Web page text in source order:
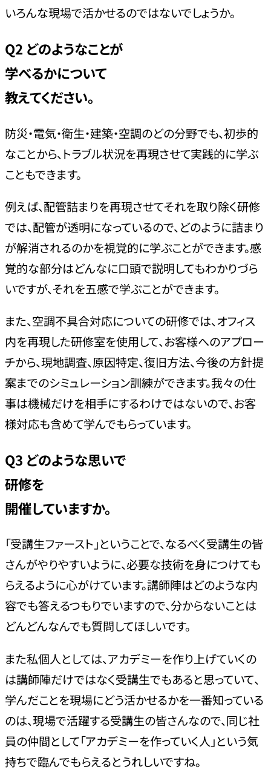
いろんな現場で活かせるのではないでしょうか。
Q2 どのようなことが
学べるかについて
教えてください。
防災・電気・衛生・建築・空調のどの分野でも、初歩的
なことから、トラブル状況を再現させて実践的に学ぶ
こともできます。
例えば、配管詰まりを再現させてそれを取り除く研修
では、配管が透明になっているので、どのように詰まり
が解消されるのかを視覚的に学ぶことができます。感
覚的な部分はどんなに口頭で説明してもわかりづら
いですが、それを五感で学ぶことができます。
また、空調不具合対応についての研修では、オフィス
内を再現した研修室を使用して、お客様へのアプロー
チから、現地調査、原因特定、復旧方法、今後の方針提
案までのシミュレーション訓練ができます。我々の仕
事は機械だけを相手にするわけではないので、お客
様対応も含めて学んでもらっています。
Q3 どのような思いで
研修を
開催していますか。
「受講生ファースト」ということで、なるべく受講生の皆
さんがやりやすいように、必要な技術を身につけても
らえるように心がけています。講師陣はどのような内
容でも答えるつもりでいますので、分からないことは
どんどんなんでも質問してほしいです。
また私個人としては、アカデミーを作り上げていくの
は講師陣だけではなく受講生でもあると思っていて、
学んだことを現場にどう活かせるかを一番知っている
のは、現場で活躍する受講生の皆さんなので、同じ社
員の仲間として「アカデミーを作っていく人」という気
持ちで臨んでもらえるとうれしいですね。